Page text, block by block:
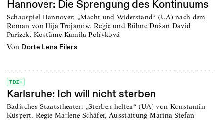
Hannover: Die Sprengung des Kontinuums
Schauspiel Hannover: „Macht und Widerstand“ (UA) nach dem
Roman von Ilija Trojanow. Regie und Bühne Dušan David
Parízek, Kostüme Kamila Polívková
von Dorte Lena Eilers
TDZ+
Karlsruhe: Ich will nicht sterben
Badisches Staatstheater: „Sterben helfen“ (UA) von Konstantin
Küspert. Regie Marlene Schäfer, Ausstattung Marina Stefan